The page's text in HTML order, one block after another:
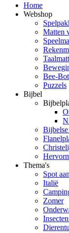
Home
Webshop
Matten
Bee-
Puzzels
Bijbel
Bijbelse
Thema's
Spot
Italië
Zomer